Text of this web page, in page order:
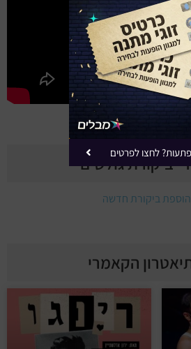
בלילה – טריילר
- ביקורת גולשים
הוספת ביקורת חדשה
הקאמרי
לחצו לפרטים